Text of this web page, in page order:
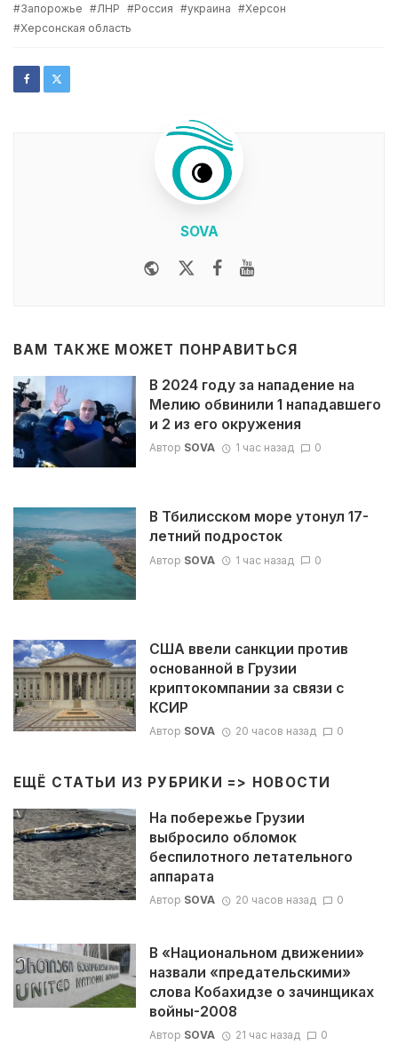
Запорожье
ЛНР Россия украина
Херсон
Херсонская область
SOVA
WebsiteTwitterFacebook
ВАМ ТАКЖЕ МОЖЕТ ПОНРАВИТЬСЯ
В 2024 году за нападение на
Мелию обвинили 1 нападавшего
и 2 из его окружения
Автор SOVA 1 час назад 0
В Тбилисском море утонул 17-
летний подросток
Автор SOVA 1 час назад 0
США ввели санкции против
основанной в Грузии
криптокомпании за связи с
КСИР
Автор SOVA 20 часов назад 0
ЕЩЁ СТАТЬИ ИЗ РУБРИКИ => НОВОСТИ
На побережье Грузии
выбросило обломок
беспилотного летательного
аппарата
Автор SOVA 20 часов назад 0
В «Национальном движении»
назвали «предательскими»
слова Кобахидзе о зачинщиках
войны-2008
Автор SOVA 21 час назад 0